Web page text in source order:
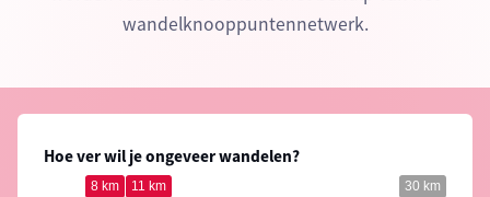
wandelknooppuntennetwerk.
Hoe ver wil je ongeveer wandelen?
30 km
8 km 11 km